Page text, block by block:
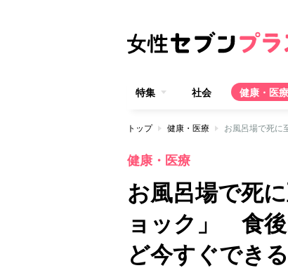
特集 社会 健康・医療
トップ 健康・医療
健康・医療
お風呂場で死
ョック」 食後
ど今すぐでき